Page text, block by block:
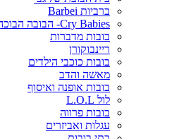
ברביות Barbei
Cry Babies- הבובה הבוכה
בובות מדברות
ריינבוקורן
בובות כוכבי הילדים
מאשה והדב
בובות אופנה ואיסוף
לול L.O.L
בובות פרווה
עגלות ואביזרים